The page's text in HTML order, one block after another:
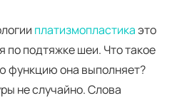
платизмопластикаэто
по подтяжке шеи. Что такое
функцию она выполняет?
не случайно. Слова